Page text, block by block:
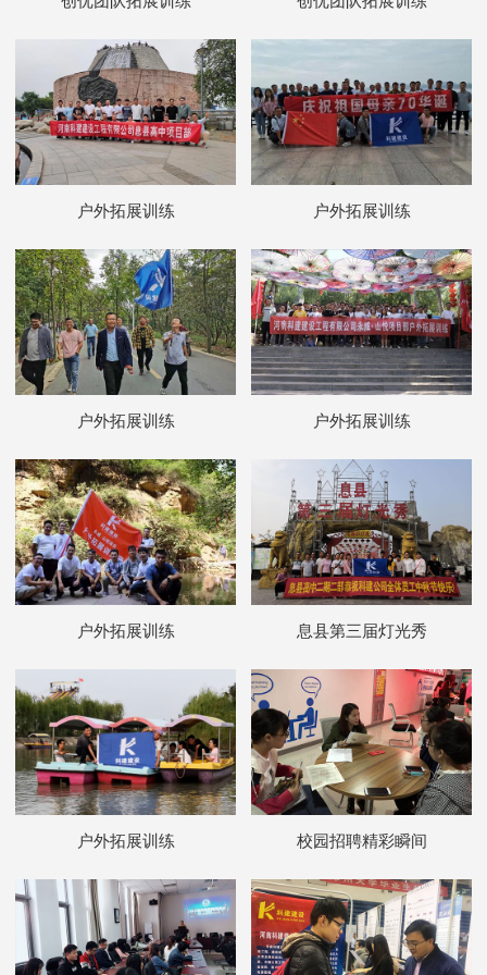
户外拓展训练 户外拓展训练
户外拓展训练 户外拓展训练
户外拓展训练 息县第三届灯光秀
户外拓展训练 校园招聘精彩瞬间